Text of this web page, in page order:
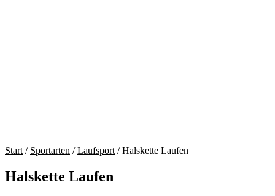
Start / Sportarten /Laufsport / Halskette Laufen
Halskette Laufen